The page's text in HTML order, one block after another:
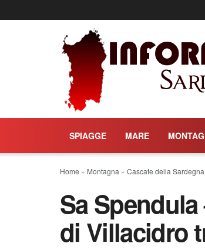
SPIAGGE MARE
Home » Montagna » Cascate della Sardegna
Sa
di Villacidro